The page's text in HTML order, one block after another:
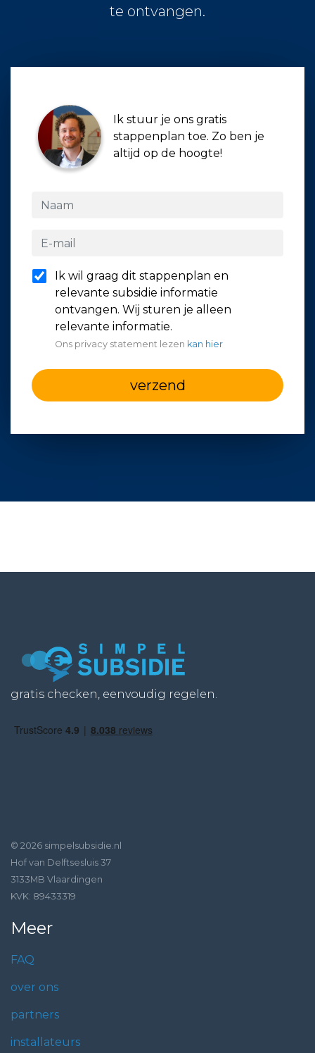
te ontvangen.
Ik stuur je ons gratis
stappenplan toe. Zo ben je
altijd op de hoogte!
Ik wil graag dit stappenplan en
relevante subsidie informatie
ontvangen. Wij sturen je alleen
relevante informatie.
Ons privacy statement lezen kan hier
verzend
gratis checken, eenvoudig regelen.
© 2026 simpelsubsidie.nl
Hof van Delftsesluis 37
3133MB Vlaardingen
KVK: 89433319
Meer
FAQ
over ons
partners
installateurs